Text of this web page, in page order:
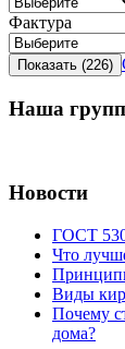
Фактура
Наша
Новости
ГОСТ
Что
Виды
Почему
дома?